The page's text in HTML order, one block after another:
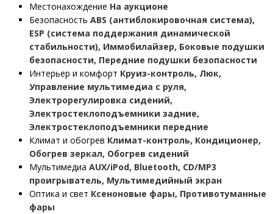
Местонахождение На аукционе
Безопасность ABS (антиблокировочная система),
ESP (система поддержания динамической
стабильности), Иммобилайзер, Боковые подушки
безопасности, Передние подушки безопасности
Интерьер и комфорт Круиз-контроль, Люк,
Управление мультимедиа с руля,
Электрорегулировка сидений,
Электростеклоподъемники задние,
Электростеклоподъемники передние
Климат и обогрев Климат-контроль, Кондиционер,
Обогрев зеркал, Обогрев сидений
Мультимедиа AUX/iPod, Bluetooth, CD/MP3
проигрыватель, Мультимедийный экран
Оптика и свет Ксеноновые фары, Противотуманные
фары